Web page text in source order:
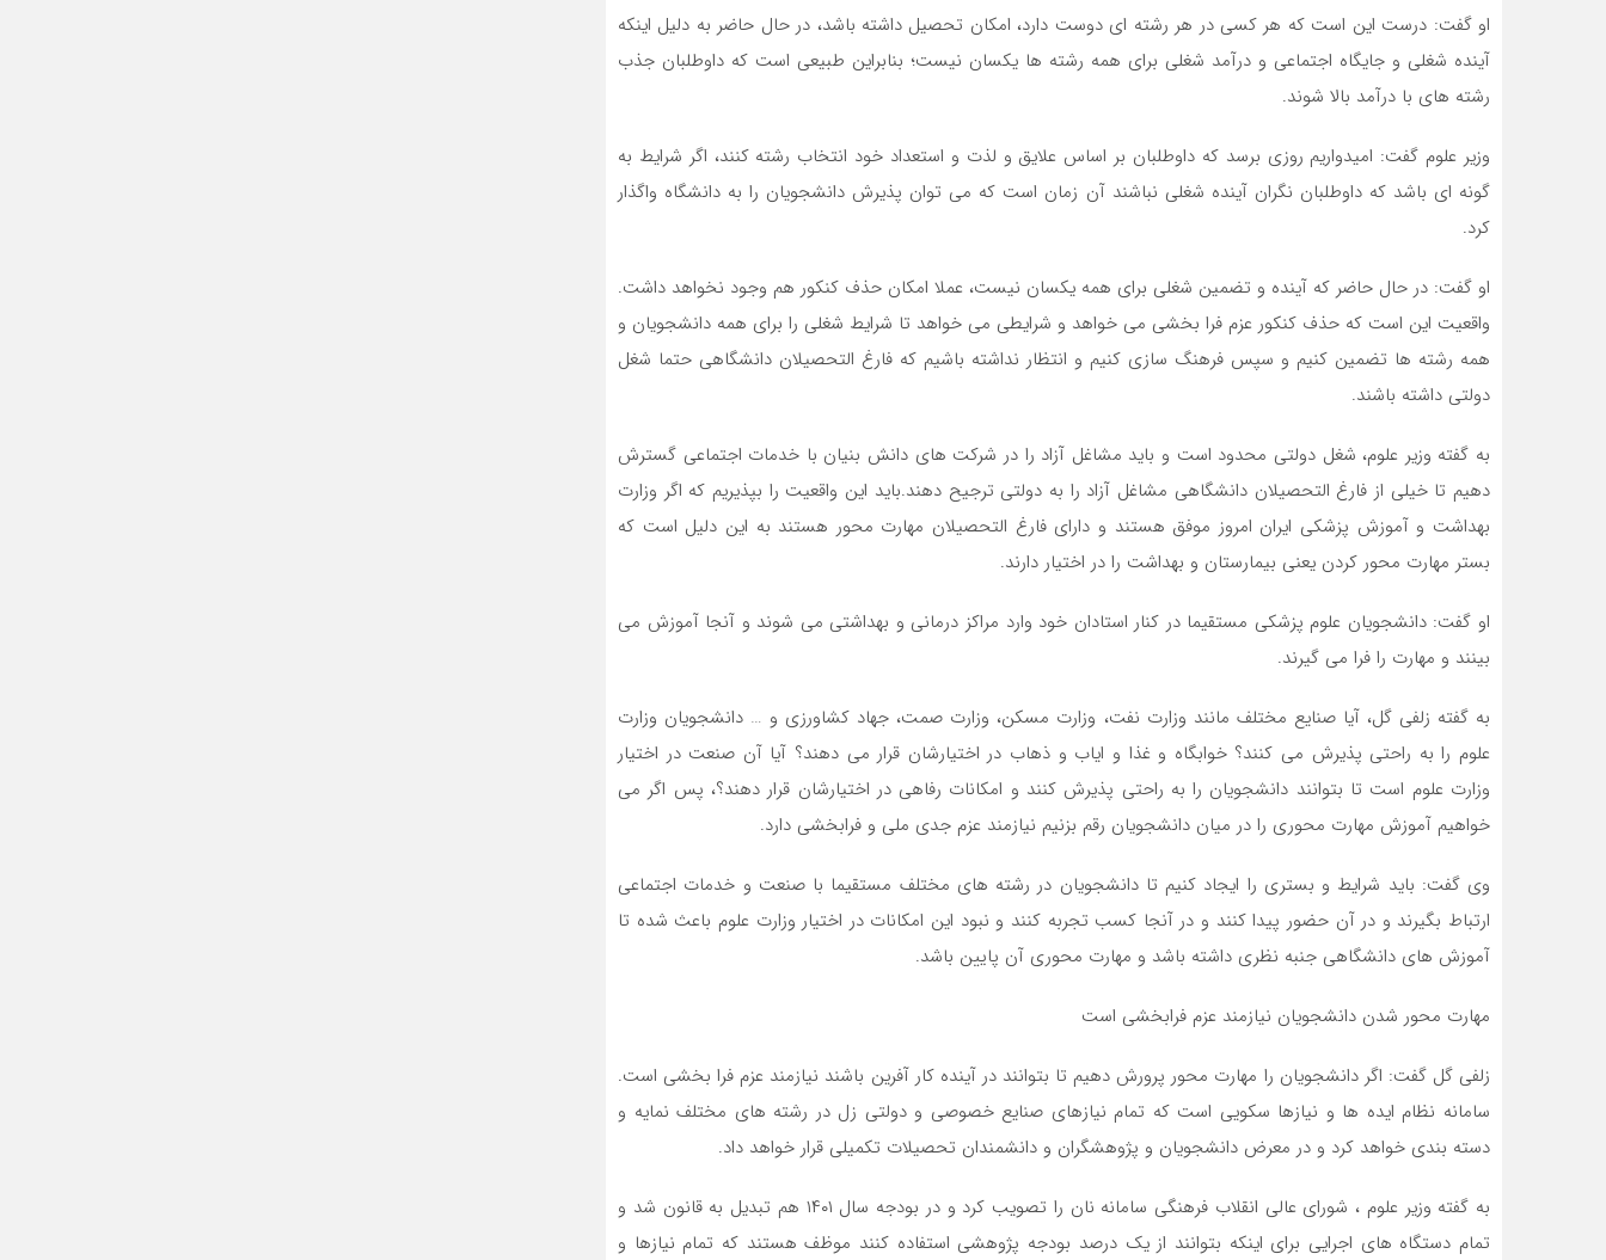
او گفت: درست این است که هر کسی در هر رشته ای دوست دارد، امکان تحصیل داشته باشد، در حال حاضر به دلیل اینکه
آینده شغلی و جایگاه اجتماعی و درآمد شغلی برای همه رشته ها یکسان نیست؛ بنابراین طبیعی است که داوطلبان جذب
رشته های با درآمد بالا شوند.
وزیر علوم گفت: امیدواریم روزی برسد که داوطلبان بر اساس علایق و لذت و استعداد خود انتخاب رشته کنند، اگر شرایط به
گونه ای باشد که داوطلبان نگران آینده شغلی نباشند آن زمان است که می توان پذیرش دانشجویان را به دانشگاه واگذار
کرد‌.
او گفت: در حال حاضر که آینده و تضمین شغلی برای همه یکسان نیست، عملا امکان حذف کنکور هم وجود نخواهد داشت.
واقعیت این است که حذف کنکور عزم فرا بخشی می خواهد و شرایطی می خواهد تا شرایط شغلی را برای همه دانشجویان و
همه رشته ها تضمین کنیم و سپس فرهنگ سازی کنیم و انتظار نداشته باشیم که فارغ التحصیلان دانشگاهی حتما شغل
دولتی داشته باشند.
به گفته وزیر علوم، شغل دولتی محدود است و باید مشاغل آزاد را در شرکت های دانش بنیان با خدمات اجتماعی گسترش
دهیم تا خیلی از فارغ التحصیلان دانشگاهی مشاغل آزاد را به دولتی ترجیح دهند.باید این واقعیت را بپذیریم که اگر وزارت
بهداشت و آموزش پزشکی ایران امروز موفق هستند و دارای فارغ التحصیلان مهارت محور هستند به این دلیل است که
بستر مهارت محور کردن یعنی بیمارستان و بهداشت را در اختیار دارند.
او گفت: دانشجویان علوم پزشکی مستقیما در کنار استادان خود وارد مراکز درمانی و بهداشتی می شوند و آنجا آموزش می
بینند و مهارت را فرا می گیرند.
به گفته زلفی گل، آیا صنایع مختلف مانند وزارت نفت، وزارت مسکن، وزارت صمت، جهاد کشاورزی و ‌‌… دانشجویان وزارت
علوم را به راحتی پذیرش می کنند؟ خوابگاه و غذا و ایاب و ذهاب در اختیارشان قرار می دهند‌؟ آیا آن صنعت در اختیار
وزارت علوم است تا بتوانند دانشجویان را به راحتی پذیرش کنند و امکانات رفاهی در اختیارشان قرار دهند؟، پس اگر می
خواهیم آموزش مهارت محوری را در میان دانشجویان رقم بزنیم نیازمند عزم جدی ملی و فرابخشی دارد.
وی گفت: باید شرایط و بستری را ایجاد کنیم تا دانشجویان در رشته های مختلف مستقیما با صنعت و خدمات اجتماعی
ارتباط بگیرند و در آن حضور پیدا کنند و در آنجا کسب تجربه کنند و نبود این امکانات در اختیار وزارت علوم باعث شده تا
آموزش های دانشگاهی جنبه نظری داشته باشد و مهارت محوری آن پایین باشد.
مهارت محور شدن دانشجویان نیازمند عزم فرابخشی است
زلفی گل گفت: اگر دانشجویان را مهارت محور پرورش دهیم تا بتوانند در آینده کار آفرین باشند نیازمند عزم فرا بخشی است.
سامانه نظام ایده ها و نیازها سکویی است که تمام نیازهای صنایع خصوصی و دولتی زل در رشته های مختلف نمایه و
دسته بندی خواهد کرد و در معرض دانشجویان و پژوهشگران و دانشمندان تحصیلات تکمیلی قرار خواهد داد.
به گفته وزیر علوم ، شورای عالی انقلاب فرهنگی سامانه نان را تصویب کرد و در بودجه سال ۱۴۰۱ هم تبدیل به قانون شد و
تمام دستگاه های اجرایی برای اینکه بتوانند از یک درصد بودجه پژوهشی استفاده کنند موظف هستند که تمام نیازها و